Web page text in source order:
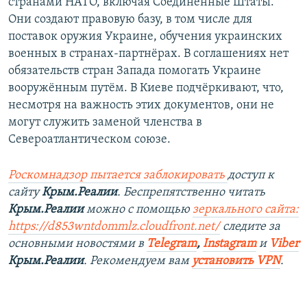
Они создают правовую базу, в том числе для
поставок оружия Украине, обучения украинских
военных в странах-партнёрах. В соглашениях нет
обязательств стран Запада помогать Украине
вооружённым путём. В Киеве подчёркивают, что,
несмотря на важность этих документов, они не
могут служить заменой членства в
Североатлантическом союзе.
Роскомнадзор пытается заблокировать доступ к
сайтуКрым.Реалии. Беспрепятственно читать
Крым.Реалииможно с помощью зеркального сайта:
https://d853wntdommlz.cloudfront.net/следите за
основными новостями в Telegram, Instagramи Viber
Крым.Реалии. Рекомендуем вам установить VPN.